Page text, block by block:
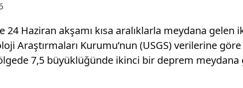
24 Haziran akşamı kısa aralıklarla meydana
Araştırmaları Kurumu’nun (USGS) verilerine
7,5 büyüklüğünde ikinci bir deprem meydana